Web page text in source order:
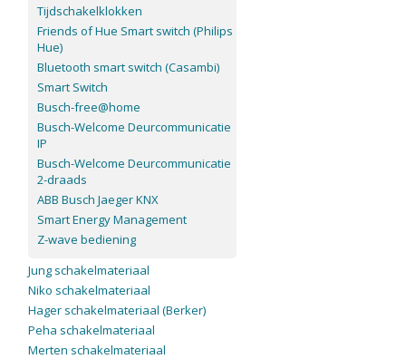
Tijdschakelklokken
Friends of Hue Smart switch (Philips
Hue)
Bluetooth smart switch (Casambi)
Smart Switch
Busch-free@home
Busch-Welcome Deurcommunicatie
IP
Busch-Welcome Deurcommunicatie
2-draads
ABB Busch Jaeger KNX
Smart Energy Management
Z-wave bediening
Jung schakelmateriaal
Niko schakelmateriaal
Hager schakelmateriaal (Berker)
Peha schakelmateriaal
Merten schakelmateriaal